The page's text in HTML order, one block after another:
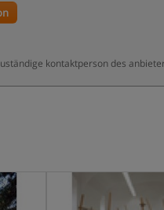
kontaktperson des